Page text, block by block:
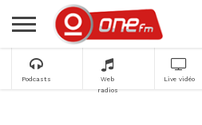
Podcasts
Web
radios
Live vidéo